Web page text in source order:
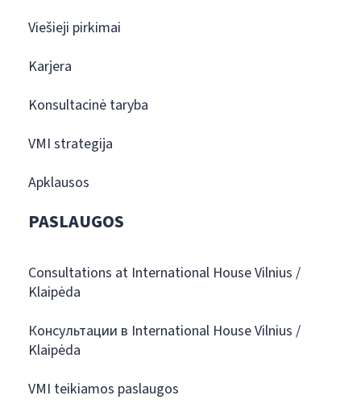
Viešieji pirkimai
Karjera
Konsultacinė taryba
VMI strategija
Apklausos
PASLAUGOS
Consultations at International House Vilnius /
Klaipėda
Консультации в International House Vilnius /
Klaipėda
VMI teikiamos paslaugos